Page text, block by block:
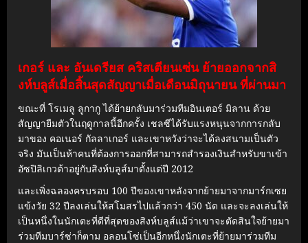
เกอร์ และ อันเดรียส คริสเตียนเซ่น ย้ายออกจากสิ
งห์บลูส์เมื่อสิ้นสุดสัญญาเมื่อเดือนมิถุนายน ที่ผ่านมา
ขณะที่ โรเมลู ลูกากู ได้ย้ายกลับมาร่วมทีมอินเตอร์ มิลาน ด้วย
สัญญายืมตัวในฤดูกาลนี้อีกครั้ง เชลซีได้รับแรงหนุนจากการกลับ
มาของ คอเนอร์ กัลลาเกอร์ และเขาหวังว่าจะได้ลงสนามเป็นตัว
จริง มันเป็นห้าคนที่ต้องการออกที่สามารถสํารองเงินสําหรับขาเข้า
อัซปิลิเกวต้าอยู่กับสิงห์บลูส์มาตั้งแต่ปี 2012
และเพิ่งฉลองครบรอบ 100 ปีของเขาหลังจากย้ายมาจากมาร์กเซย
แข้งวัย 32 ปีลงเล่นให้สโมสรไปแล้วกว่า 450 นัด และจะลงเล่นให้
เป็นหนึ่งในนักเตะที่ดีที่สุดของสิงห์บลูส์แม้ว่าเขาจะตัดสินใจย้ายมา
ร่วมทีมบาร์ซ่าก็ตาม อลอนโซ่เป็นอีกหนึ่งนักเตะที่ย้ายมาร่วมทีม